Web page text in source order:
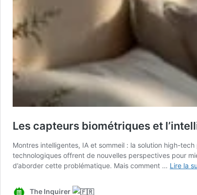
Les capteurs biométriques et
Montres intelligentes, IA et sommeil : la solution high-
technologiques offrent de nouvelles perspectives pour
d’aborder cette problématique. Mais comment … Lire la
The Inquirer